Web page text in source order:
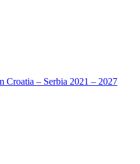
Croatia – Serbia 2021 – 2027